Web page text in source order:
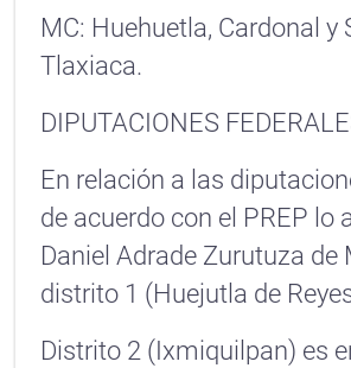
MC: Huehuetla, Cardonal y
Tlaxiaca.
DIPUTACIONES
En relación a las
de acuerdo con el PREP lo
Daniel Adrade Zurutuza de
distrito 1 (Huejutla de
Distrito 2 (Ixmiquilpan) es